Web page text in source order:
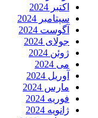
اکتبر 2024
سپتامبر 2024
آگوست 2024
جولای 2024
ژوئن 2024
می 2024
آوریل 2024
مارس 2024
فوریه 2024
ژانویه 2024